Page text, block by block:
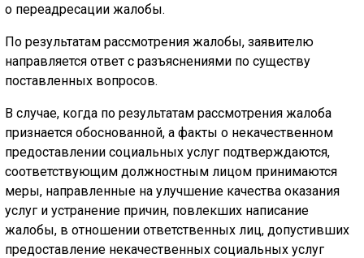
о переадресации жалобы.
По результатам рассмотрения жалобы, заявителю
направляется ответ с разъяснениями по существу
поставленных вопросов.
В случае, когда по результатам рассмотрения жалоба
признается обоснованной, а факты о некачественном
предоставлении социальных услуг подтверждаются,
соответствующим должностным лицом принимаются
меры, направленные на улучшение качества оказания
услуг и устранение причин, повлекших написание
жалобы, в отношении ответственных лиц, допустивших
предоставление некачественных социальных услуг